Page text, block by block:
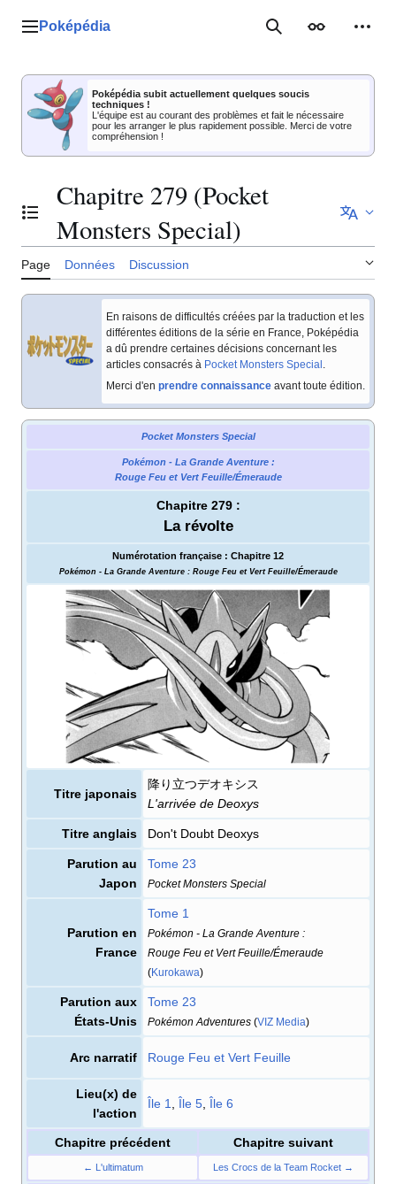
Menu principal
Poképédia RechercherApparence
Poképédia subit actuellement quelques soucis
techniques !
L'équipe est au courant des problèmes et fait le nécessaire
pour les arranger le plus rapidement possible. Merci de votre
compréhension !
Basculer la table des matières
Chapitre 279 (Pocket
Monsters Special)
Page Données Discussion
En raisons de difficultés créées par la traduction et les
différentes éditions de la série en France, Poképédia
a dû prendre certaines décisions concernant les
articles consacrés à Pocket Monsters Special.
Merci d'en prendre connaissance avant toute édition.
Pocket Monsters Special
Pokémon - La Grande Aventure :
Rouge Feu et Vert Feuille/Émeraude
Chapitre 279 :
La révolte
Numérotation française : Chapitre 12
Pokémon - La Grande Aventure : Rouge Feu et Vert Feuille/Émeraude
Titre japonais
降り立つデオキシス
L'arrivée de Deoxys
Titre anglais Don't Doubt Deoxys
Parution au
Japon
Tome 23
Pocket Monsters Special
Parution en
France
Tome 1
Pokémon - La Grande Aventure :
Rouge Feu et Vert Feuille/Émeraude
(Kurokawa)
Parution aux
États-Unis
Tome 23
Pokémon Adventures (VIZ Media)
Arc narratif Rouge Feu et Vert Feuille
Lieu(x) de
l'action
Île 1 Île 5 Île 6
Chapitre précédent Chapitre suivant
← L'ultimatum Les Crocs de la Team Rocket →